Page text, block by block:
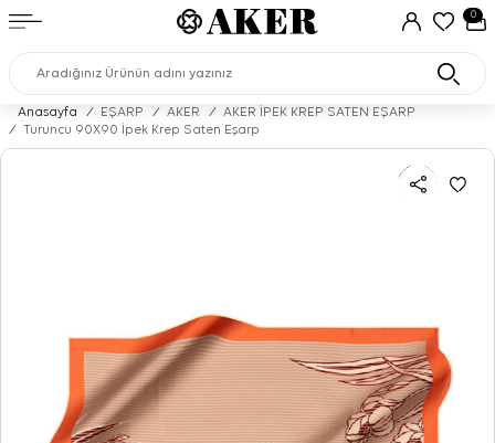
0
Anasayfa / EŞARP / AKER /
AKER İPEK KREP SATEN EŞARP
/
Turuncu 90X90 İpek Krep Saten Eşarp